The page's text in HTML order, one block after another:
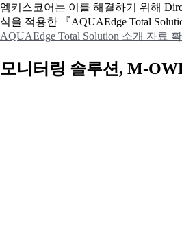
엠키스코어는 이를 해결하기 위해
식을 적용한 『AQUAEdge Total
AQUAEdge Total Solution 소개 자료 확
모니터링 솔루션, M-